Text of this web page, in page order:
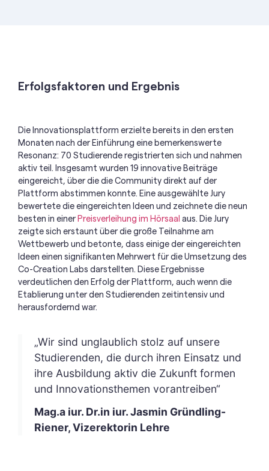
Erfolgsfaktoren und Ergebnis
Die Innovationsplattform erzielte bereits in den ersten
Monaten nach der Einführung eine bemerkenswerte
Resonanz: 70 Studierende registrierten sich und nahmen
aktiv teil. Insgesamt wurden 19 innovative Beiträge
eingereicht, über die die Community direkt auf der
Plattform abstimmen konnte. Eine ausgewählte Jury
bewertete die eingereichten Ideen und zeichnete die neun
besten in einer Preisverleihung im Hörsaal aus. Die Jury
zeigte sich erstaunt über die große Teilnahme am
Wettbewerb und betonte, dass einige der eingereichten
Ideen einen signifikanten Mehrwert für die Umsetzung des
Co-Creation Labs darstellten. Diese Ergebnisse
verdeutlichen den Erfolg der Plattform, auch wenn die
Etablierung unter den Studierenden zeitintensiv und
herausfordernd war.
„Wir sind unglaublich stolz auf unsere
Studierenden, die durch ihren Einsatz und
ihre Ausbildung aktiv die Zukunft formen
und Innovationsthemen vorantreiben“
Mag.a iur. Dr.in iur. Jasmin Gründling-
Riener, Vizerektorin Lehre